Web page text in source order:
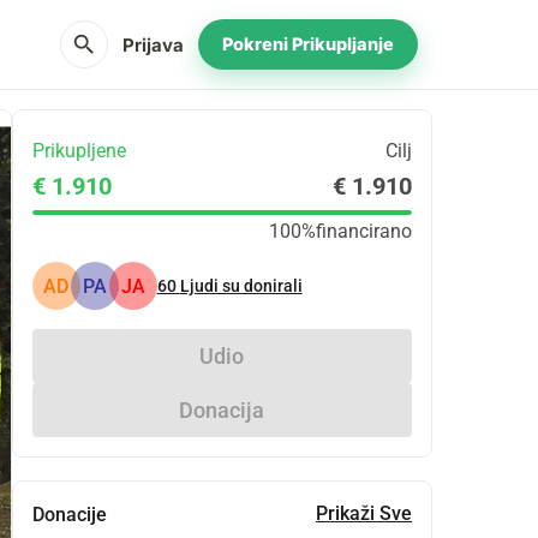
search Prijava Pokreni Prikupljanje
Prikupljene Cilj
€ 1.910 € 1.910
100%financirano
AD PA JA 60 Ljudi su donirali
Udio
Donacija
Donacije Prikaži Sve